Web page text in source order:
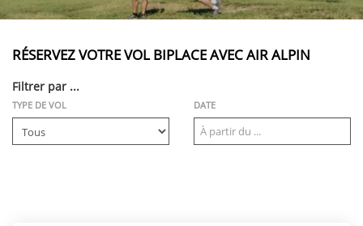
RÉSERVEZ VOTRE VOL BIPLACE AVEC AIR ALPIN
Filtrer par ...
TYPE DE VOL DATE